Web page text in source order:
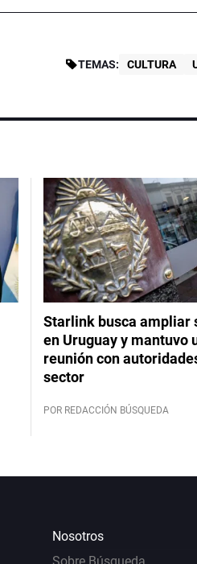
TEMAS: CULTURA
Starlink busca ampliar
en Uruguay y mantuvo
reunión con
sector
POR REDACCIÓN BÚSQUEDA
Nosotros